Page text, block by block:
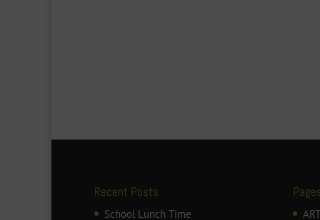
Recent Posts
School Lunch Time